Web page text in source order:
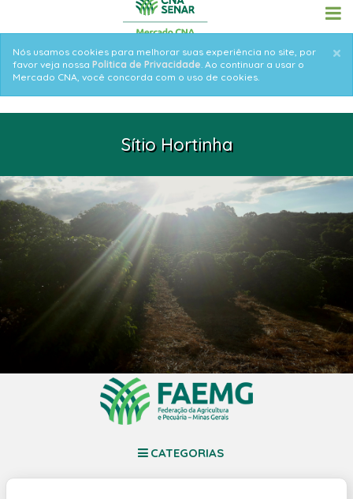
content
×
Informative
message
Nós usamos cookies para melhorar suas experiência no site, por
favor veja nossa Politica de Privacidade. Ao continuar a usar o
Mercado CNA, você concorda com o uso de cookies.
Sítio Hortinha
CATEGORIAS